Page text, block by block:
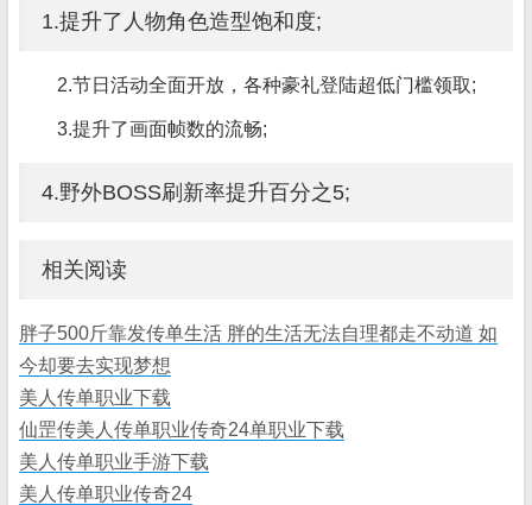
1.提升了人物角色造型饱和度;
2.节日活动全面开放，各种豪礼登陆超低门槛领取;
3.提升了画面帧数的流畅;
4.野外BOSS刷新率提升百分之5;
相关阅读
胖子500斤靠发传单生活 胖的生活无法自理都走不动道 如
今却要去实现梦想
美人传单职业下载
仙罡传美人传单职业传奇24单职业下载
美人传单职业手游下载
美人传单职业传奇24